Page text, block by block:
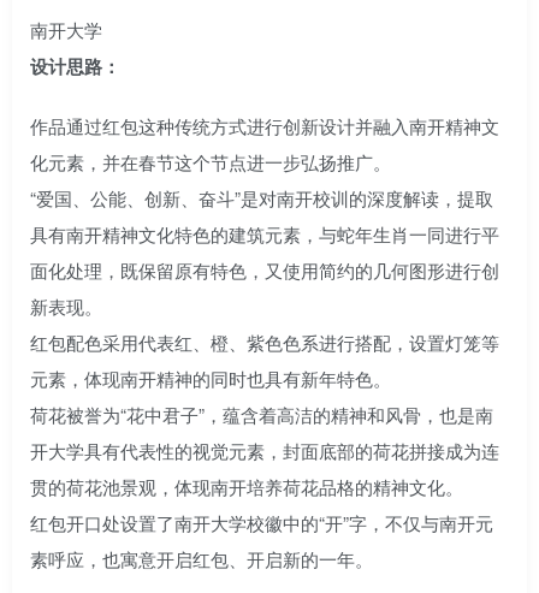
南开大学
设计思路：
作品通过红包这种传统方式进行创新设计并融入南开精神文
化元素，并在春节这个节点进一步弘扬推广。
“爱国、公能、创新、奋斗”是对南开校训的深度解读，提取
具有南开精神文化特色的建筑元素，与蛇年生肖一同进行平
面化处理，既保留原有特色，又使用简约的几何图形进行创
新表现。
红包配色采用代表红、橙、紫色色系进行搭配，设置灯笼等
元素，体现南开精神的同时也具有新年特色。
荷花被誉为“花中君子”，蕴含着高洁的精神和风骨，也是南
开大学具有代表性的视觉元素，封面底部的荷花拼接成为连
贯的荷花池景观，体现南开培养荷花品格的精神文化。
红包开口处设置了南开大学校徽中的“开”字，不仅与南开元
素呼应，也寓意开启红包、开启新的一年。